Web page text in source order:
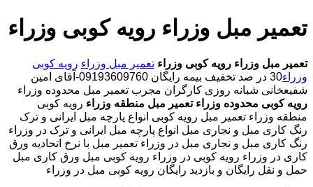
تعمیر مبل وزراء رویه کوبی وزراء
تعمیر مبل وزراء رویه کوبی وزراء تعمیر مبل وزراء رویه کوبی
وزراء
30 در صد تخفیف بیمه رایگان 09193609760-آقای امین
شفیعخانی شبانه روزی کارگران مجرب تعمیر مبل محدوده وزراء
رویه کوبی محدوده وزراء تعمیر مبل منطقه وزراء رویه کوبی
منطقه وزراء تعمیر مبل رویه کوبی انواع پارچه مبل ایرانی و ترک
رنگ کاری مبل و نجاری مبل انواع پارچه مبل ایرانی و ترک در وزراء
رنگ کاری مبل و نجاری مبل در وزراء تعمیر مبل با نرخ اتحادیه ورق
کاری در وزراء رویه کوبی در وزراء رویه کوبی مبل ورق کاری مبل
حمل و نقل رایگان و بازدید رایگان رویه کوبی مبل در وزراء